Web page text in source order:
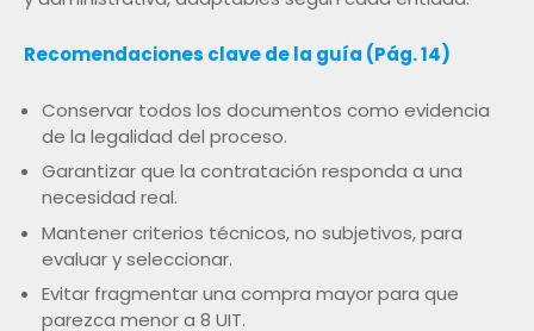
Recomendaciones clave de la guía (Pág. 14)
Conservar todos los documentos como evidencia
de la legalidad del proceso.
Garantizar que la contratación responda a una
necesidad real.
Mantener criterios técnicos, no subjetivos, para
evaluar y seleccionar.
Evitar fragmentar una compra mayor para que
parezca menor a 8 UIT.